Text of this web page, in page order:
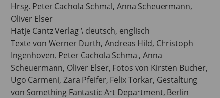
Hrsg. Peter Cachola Schmal, Anna Scheuermann,
Oliver Elser
Hatje Cantz Verlag \ deutsch, englisch
Texte von Werner Durth, Andreas Hild, Christoph
Ingenhoven, Peter Cachola Schmal, Anna
Scheuermann, Oliver Elser, Fotos von Kirsten Bucher,
Ugo Carmeni, Zara Pfeifer, Felix Torkar, Gestaltung
von Something Fantastic Art Department, Berlin